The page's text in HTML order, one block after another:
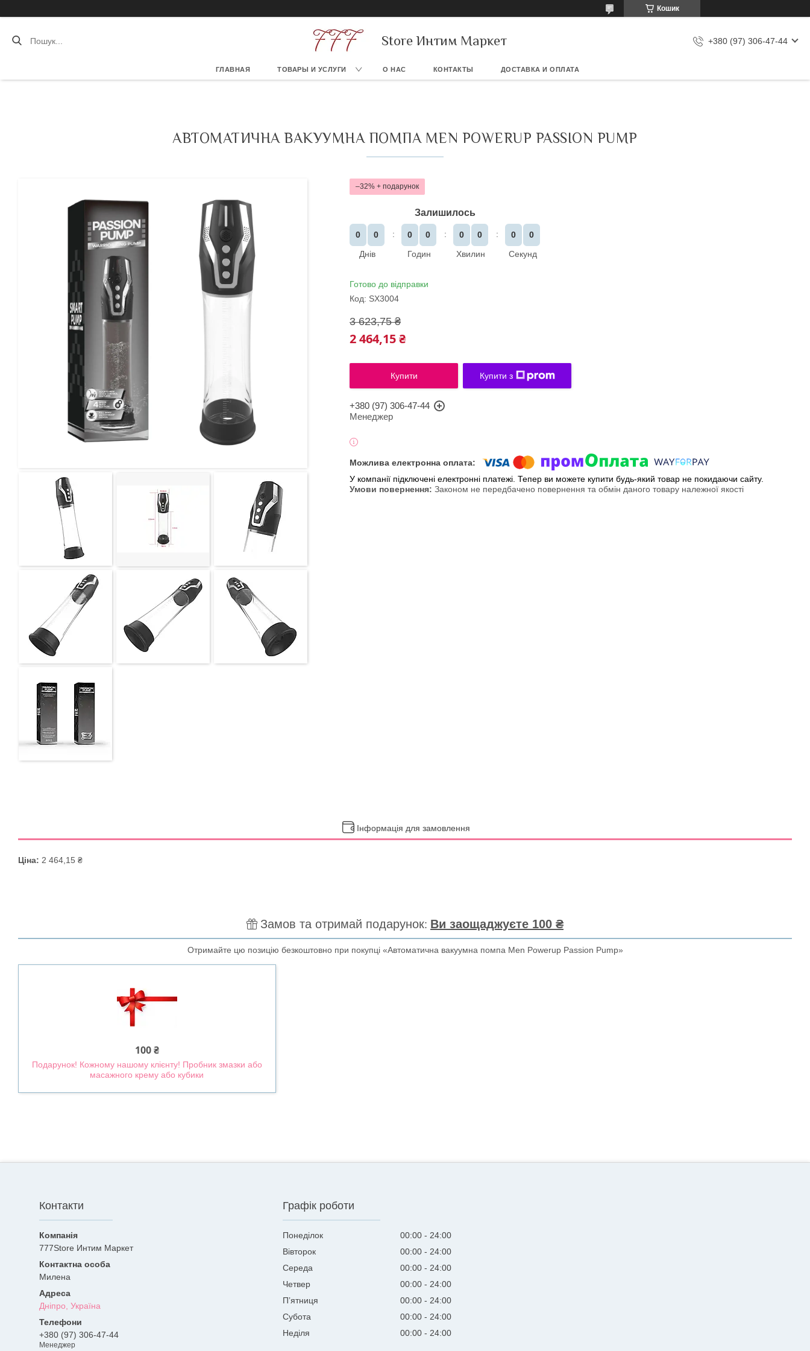
Кошик
Store Интим Маркет +380 (97) 306-47-44
ГЛАВНАЯ ТОВАРЫ И УСЛУГИ О НАС КОНТАКТЫ ДОСТАВКА И ОПЛАТА
АВТОМАТИЧНА ВАКУУМНА ПОМПА MEN POWERUP PASSION PUMP
–32%
Залишилось
0
0
Днів
0
0
Годин
0
0
Хвилин
0
0
Секунд
Готово до відправки
Код: SX3004
3 623,75 ₴
2 464,15 ₴
Купити Купити з
+380 (97) 306-47-44
Менеджер
У компанії підключені електронні платежі. Тепер ви можете купити будь-який товар не покидаючи сайту.
Законом не передбачено повернення та обмін даного товару належної якості
Інформація для замовлення
Ціна: 2 464,15 ₴
Замов та отримай подарунок Ви заощаджуєте 100 ₴
Отримайте цю позицію безкоштовно при покупці «Автоматична вакуумна помпа Men Powerup Passion Pump»
100 ₴
Подарунок! Кожному нашому клієнту! Пробник змазки або
масажного крему або кубики
Контакти
777Store Интим Маркет
Милена
Дніпро, Україна
+380 (97) 306-47-44
Менеджер
Графік роботи
Понеділок 00:00
24:00
Вівторок
00:00
24:00
Середа
00:00
24:00
Четвер
00:00
24:00
Пʼятниця
00:00
24:00
Субота
00:00
24:00
Неділя
00:00 24:00